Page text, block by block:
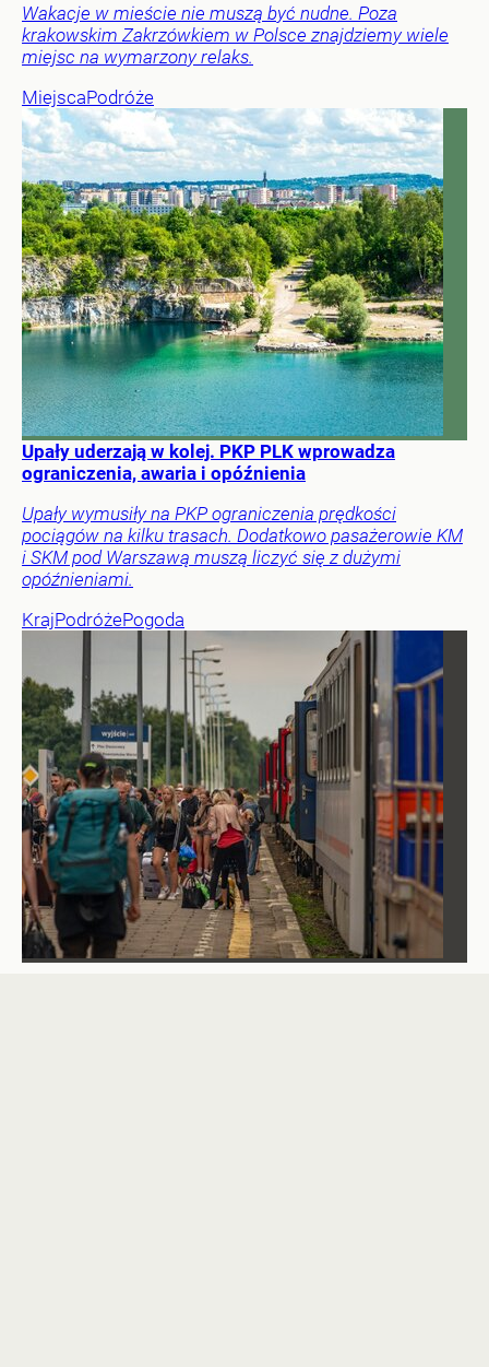
Wakacje w mieście nie muszą być nudne. Poza
krakowskim Zakrzówkiem w Polsce znajdziemy wiele
miejsc na wymarzony relaks.
MiejscaPodróże
Upały uderzają w kolej. PKP PLK wprowadza
ograniczenia, awaria i opóźnienia
Upały wymusiły na PKP ograniczenia prędkości
pociągów na kilku trasach. Dodatkowo pasażerowie KM
i SKM pod Warszawą muszą liczyć się z dużymi
opóźnieniami.
KrajPodróżePogoda